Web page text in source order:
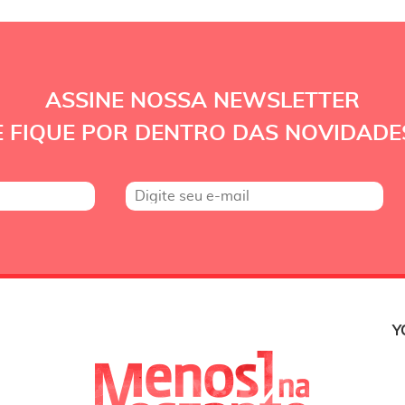
ASSINE NOSSA NEWSLETTER
FIQUE POR DENTRO DAS